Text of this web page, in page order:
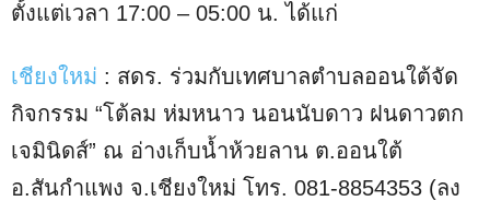
ตั้งแต่เวลา 17:00 – 05:00 น. ได้แก่
เชียงใหม่ : สดร. ร่วมกับเทศบาลตำบลออนใต้จัด
กิจกรรม “โต้ลม ห่มหนาว นอนนับดาว ฝนดาวตก
เจมินิดส์” ณ อ่างเก็บน้ำห้วยลาน ต.ออนใต้
อ.สันกำแพง จ.เชียงใหม่ โทร. 081-8854353 (ลง